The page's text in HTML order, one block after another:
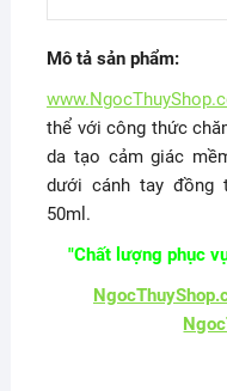
Mô tả sản phẩm:
thể với công thức
da tạo cảm giác
dưới cánh tay đồng
50ml.
"Chất lượng phục